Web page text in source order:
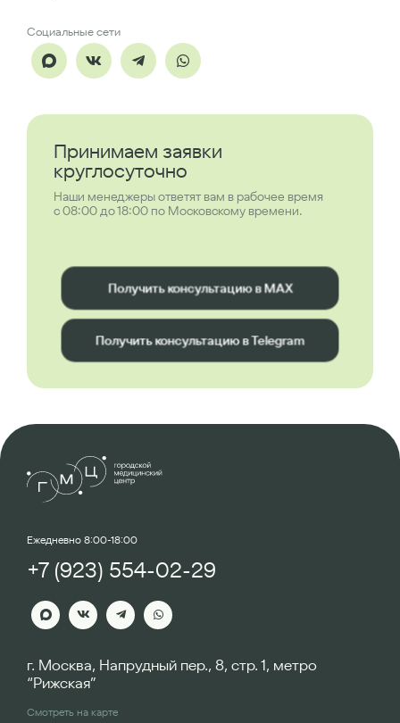
Социальные сети
Принимаем заявки
круглосуточно
Наши менеджеры ответят вам в рабочее время
с 08:00 до 18:00 по Московскому времени.
Получить консультацию в MAX
Получить консультацию в Telegram
Ежедневно 8:00-18:00
+7 (923) 554-02-29
г. Москва, Напрудный пер., 8, стр. 1, метро
“Рижская”
Смотреть на карте